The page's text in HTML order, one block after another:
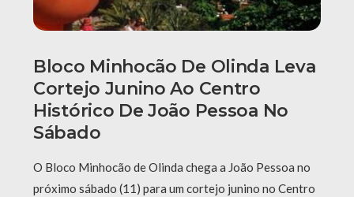
Bloco Minhocão De Olinda Leva
Cortejo Junino Ao Centro
Histórico De João Pessoa No
Sábado
O Bloco Minhocão de Olinda chega a João Pessoa no
próximo sábado (11) para um cortejo junino no Centro